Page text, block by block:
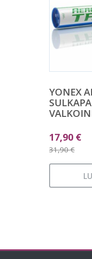
YONEX
31,90€
hinta
oli:
17,90 €
on: